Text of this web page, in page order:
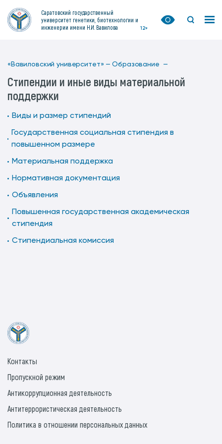
Саратовский государственный
университет генетики, биотехнологии и
инженерии имени Н.И. Вавилова
12+
«Вавиловский университет» — Образование —
Стипендии и иные виды материальной
поддержки
Виды и размер стипендий
Государственная социальная стипендия в
повышенном размере
Материальная поддержка
Нормативная документация
Объявления
Повышенная государственная академическая
стипендия
Стипендиальная комиссия
Контакты
Пропускной режим
Антикоррупционная деятельность
Антитеррористическая деятельность
Политика в отношении персональных данных